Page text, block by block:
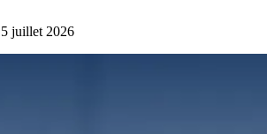
juillet 2026